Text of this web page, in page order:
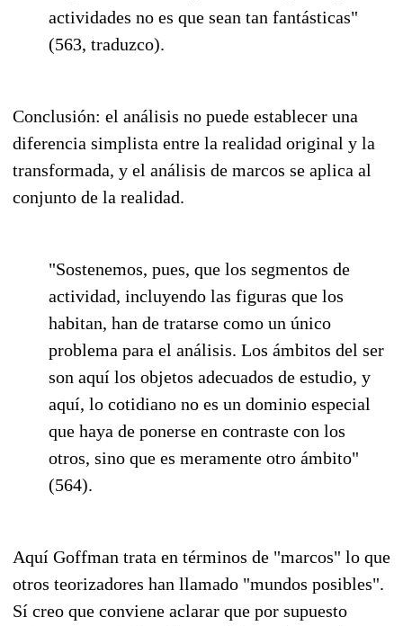
actividades no es que sean tan fantásticas"
(563, traduzco).
Conclusión: el análisis no puede establecer una
diferencia simplista entre la realidad original y la
transformada, y el análisis de marcos se aplica al
conjunto de la realidad.
"Sostenemos, pues, que los segmentos de
actividad, incluyendo las figuras que los
habitan, han de tratarse como un único
problema para el análisis. Los ámbitos del ser
son aquí los objetos adecuados de estudio, y
aquí, lo cotidiano no es un dominio especial
que haya de ponerse en contraste con los
otros, sino que es meramente otro ámbito"
(564).
Aquí Goffman trata en términos de "marcos" lo que
otros teorizadores han llamado "mundos posibles".
Sí creo que conviene aclarar que por supuesto